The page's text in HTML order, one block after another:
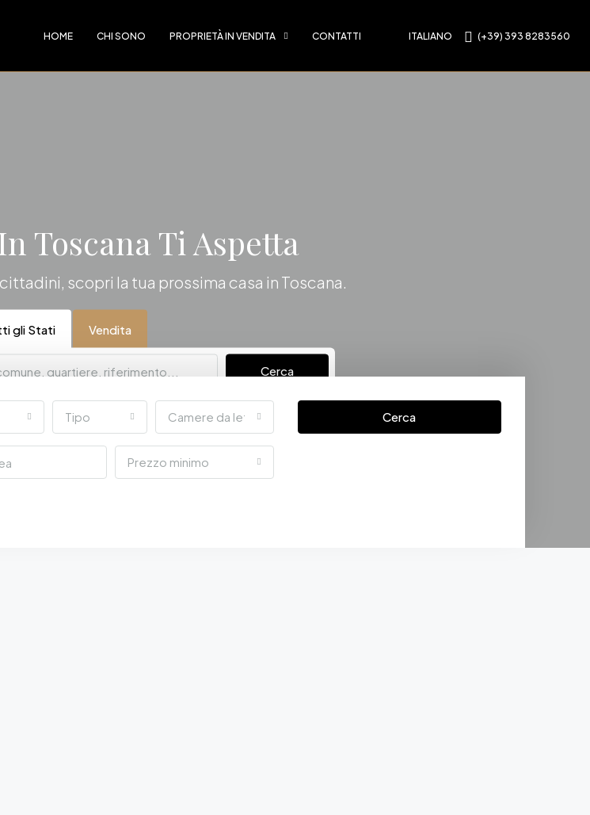
HOME CHI SONO PROPRIETÀ IN VENDITA CONTATTI ITALIANO (+39) 393 8283560
Toscana Ti Aspetta
scopri la tua prossima casa in Toscana.
gli Stati Vendita
Cerca
Tipo Camere da letto
Prezzo minimo
Cerca